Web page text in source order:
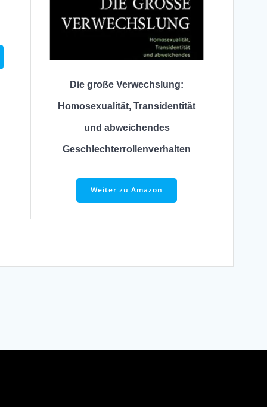
Die große Verwechslung:
Homosexualität, Transidentität
und abweichendes
Geschlechterrollenverhalten
Weiter zu Amazon